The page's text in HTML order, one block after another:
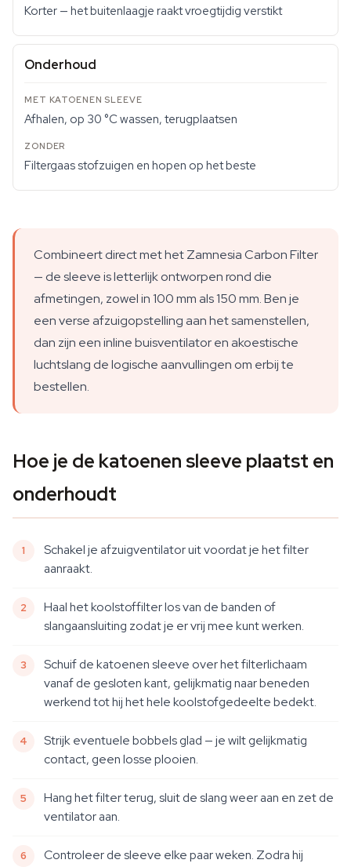
Korter — het buitenlaagje raakt vroegtijdig verstikt
Onderhoud
Afhalen, op 30 °C wassen, terugplaatsen
Filtergaas stofzuigen en hopen op het beste
Combineert direct met het Zamnesia Carbon Filter
— de sleeve is letterlijk ontworpen rond die
afmetingen, zowel in 100 mm als 150 mm. Ben je
een verse afzuigopstelling aan het samenstellen,
dan zijn een inline buisventilator en akoestische
luchtslang de logische aanvullingen om erbij te
bestellen.
Hoe je de katoenen sleeve plaatst en
onderhoudt
Schakel je afzuigventilator uit voordat je het filter
aanraakt.
Haal het koolstoffilter los van de banden of
slangaansluiting zodat je er vrij mee kunt werken.
Schuif de katoenen sleeve over het filterlichaam
vanaf de gesloten kant, gelijkmatig naar beneden
werkend tot hij het hele koolstofgedeelte bedekt.
Strijk eventuele bobbels glad — je wilt gelijkmatig
contact, geen losse plooien.
Hang het filter terug, sluit de slang weer aan en zet de
ventilator aan.
Controleer de sleeve elke paar weken. Zodra hij